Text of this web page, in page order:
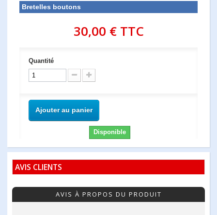
Bretelles boutons
30,00 €TTC
Quantité
Ajouter au panier
Disponible
AVIS CLIENTS
AVIS À PROPOS DU PRODUIT